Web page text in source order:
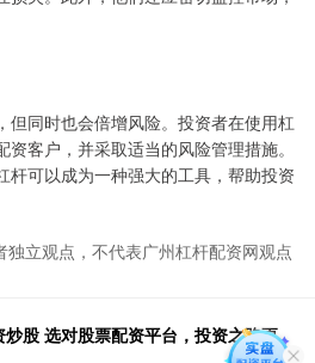
但同时也会倍增风险。投资者在使用杠
客户，并采取适当的风险管理措施。
杆可以成为一种强大的工具，帮助投资
独立观点，不代表广州杠杆配资网观点
股 选对股票配资平台，投资之路更